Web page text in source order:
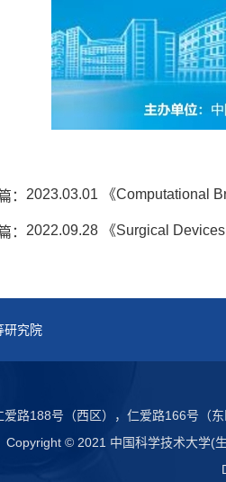
：2023.03.01 《Computational
：2022.09.28 《Surgical
研究院
路188号（西区），仁爱路166号（东
Copyright © 2021 中国科学技术大学(